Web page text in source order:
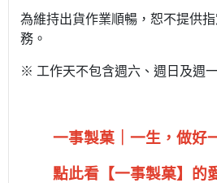
為維持出貨作業順暢，恕不提供
務。
※ 工作天不包含週六、週日及週一
一事製菓｜一生，做好
點此看【一事製菓】的